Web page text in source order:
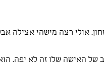
אולי רצה מישהי אצילה
של האישה שלו זה לא יפה.